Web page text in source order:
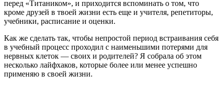
перед «Титаником», и приходится вспоминать о том, что
кроме друзей в тво­ей жизни есть еще и учителя, репетиторы,
учебники, распи­сание и оценки.
Как же сделать так, чтобы непростой период встраивания себя
в учебный процесс про­ходил с наименьшими потеря­ми для
нервных клеток — сво­их и родителей? Я собрала об этом
несколько лайфхаков, ко­торые более или менее успеш­но
применяю в своей жизни.